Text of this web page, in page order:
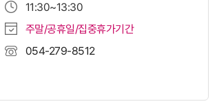
11:30~13:30
주말/공휴일/집중휴가기간
054-279-8512